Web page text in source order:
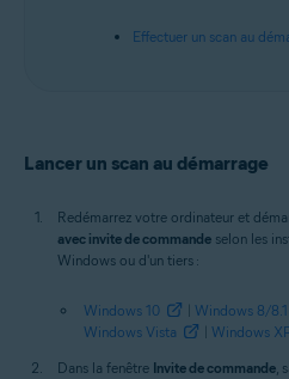
Microsoft Windows 7 Édition
Effectuer un scan au
Lancer un scan au démarrage
Redémarrez votre ordinateur et
avec invite de commande selon les
Windows ou d'un tiers :
Windows 10 Windows 8/8.1
Windows Vista
Windows
Dans la fenêtre Invite de commande,